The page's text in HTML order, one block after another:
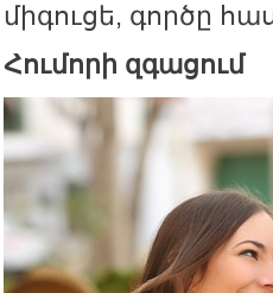
միգուցե, գործը
Հումորի զգացում